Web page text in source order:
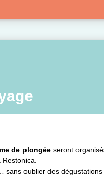
de plongée seront
sans oublier des